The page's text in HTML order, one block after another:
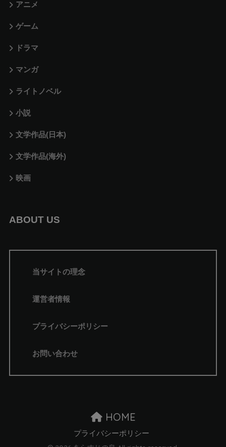
アニメ
ゲーム
ドラマ
マンガ
ライトノベル
小説
文学作品(日本)
文学作品(海外)
映画
ABOUT US
当サイトの理念
運営者情報
プライバシーポリシー
お問い合わせ
HOME
プライバシーポリシー